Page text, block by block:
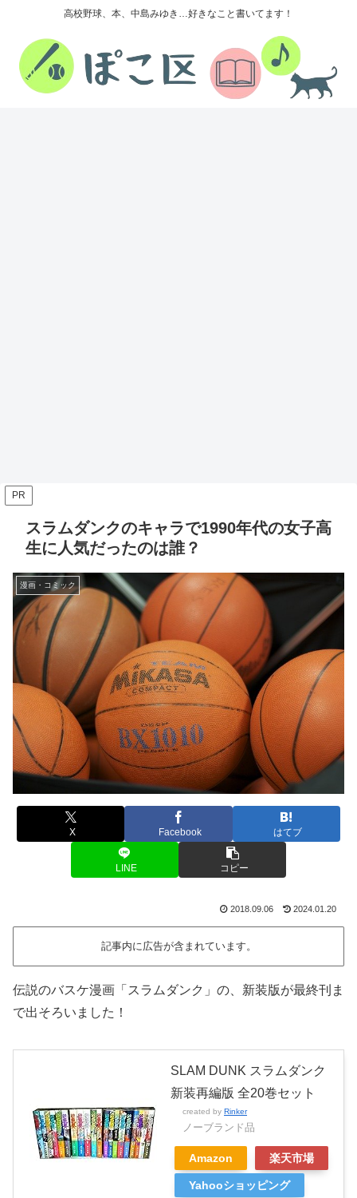
高校野球、本、中島みゆき…好きなこと書いてます！
PR
スラムダンクのキャラで1990年代の女子高
生に人気だったのは誰？
漫画・コミック
X Facebook はてブ
LINE コピー
2018.09.06 2024.01.20
記事内に広告が含まれています。
伝説のバスケ漫画「スラムダンク」の、新装版が最終刊ま
で出そろいました！
SLAM DUNK スラムダンク
新装再編版 全20巻セット
created by Rinker
ノーブランド品
Amazon 楽天市場
Yahooショッピング